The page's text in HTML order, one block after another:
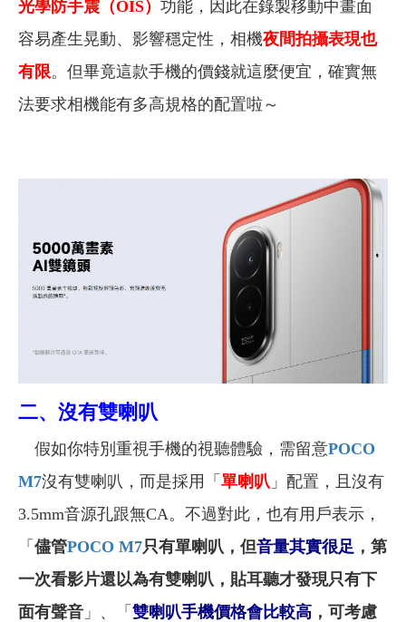
光學防手震（OIS） 功能，因此在錄製移動中畫面
容易產生晃動、影響穩定性，相機夜間拍攝表現也
有限。但畢竟這款手機的價錢就這麼便宜，確實無
法要求相機能有多高規格的配置啦～
二、沒有雙喇叭
假如你特別重視手機的視聽體驗，需留意POCO
M7沒有雙喇叭，而是採用「 單喇叭 」配置，且沒有
3.5mm音源孔跟無CA。不過對此，也有用戶表示，
「 儘管POCO M7只有單喇叭，但音量其實很足 ，第
一次看影片還以為有雙喇叭，貼耳聽才發現只有下
面有聲音 」、「 雙喇叭手機價格會比較高 ，可考慮